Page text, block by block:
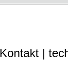
Kontakt |